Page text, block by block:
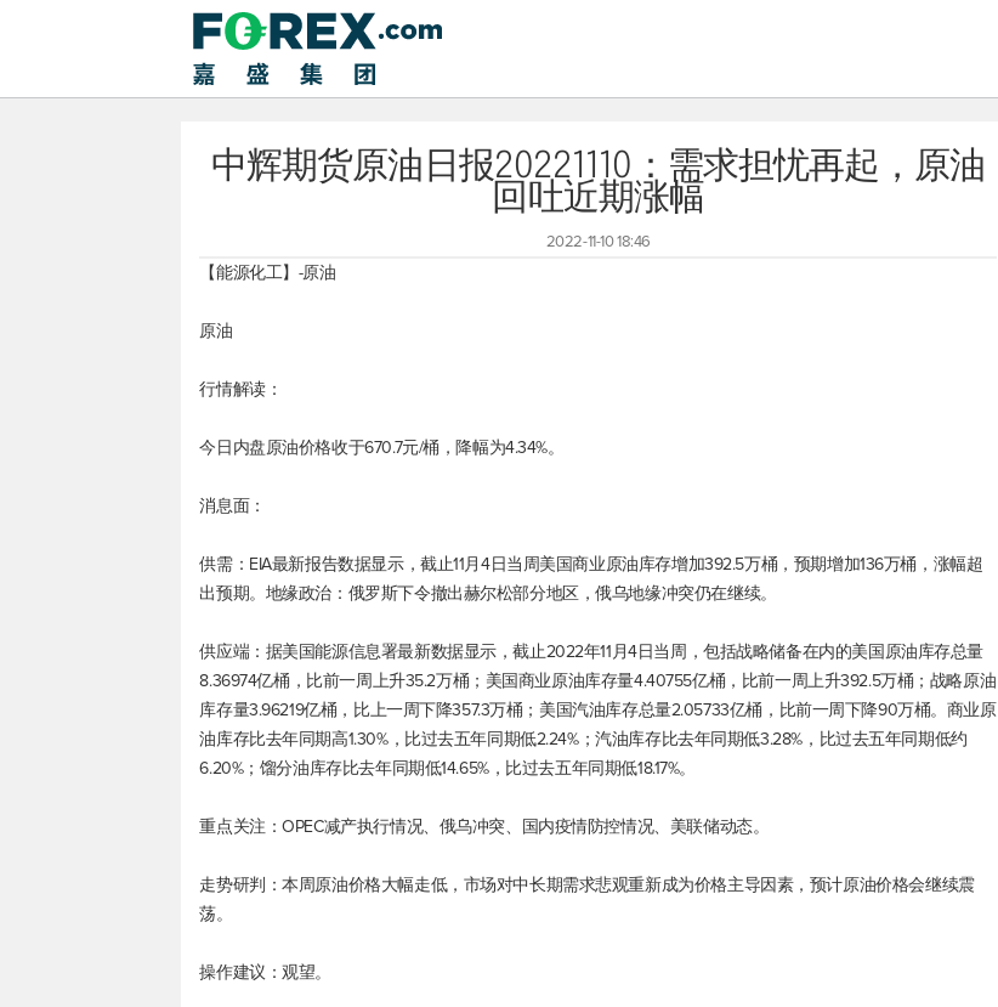
中辉期货原油日报20221110：需求担忧再起，原油
回吐近期涨幅
2022-11-10 18:46
【能源化工】-原油
原油
行情解读：
今日内盘原油价格收于670.7元/桶，降幅为4.34%。
消息面：
供需：EIA最新报告数据显示，截止11月4日当周美国商业原油库存增加392.5万桶，预期增加136万桶，涨幅超
出预期。地缘政治：俄罗斯下令撤出赫尔松部分地区，俄乌地缘冲突仍在继续。
供应端：据美国能源信息署最新数据显示，截止2022年11月4日当周，包括战略储备在内的美国原油库存总量
8.36974亿桶，比前一周上升35.2万桶；美国商业原油库存量4.40755亿桶，比前一周上升392.5万桶；战略原油
库存量3.96219亿桶，比上一周下降357.3万桶；美国汽油库存总量2.05733亿桶，比前一周下降90万桶。商业原
油库存比去年同期高1.30%，比过去五年同期低2.24%；汽油库存比去年同期低3.28%，比过去五年同期低约
6.20%；馏分油库存比去年同期低14.65%，比过去五年同期低18.17%。
重点关注：OPEC减产执行情况、俄乌冲突、国内疫情防控情况、美联储动态。
走势研判：本周原油价格大幅走低，市场对中长期需求悲观重新成为价格主导因素，预计原油价格会继续震
荡。
操作建议：观望。